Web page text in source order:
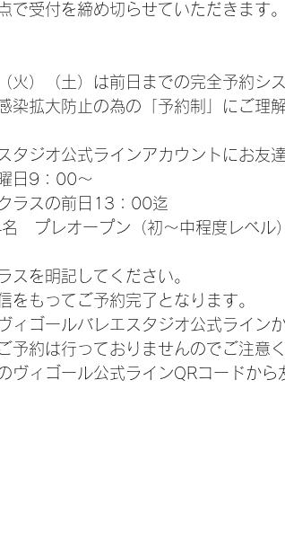
で受付を締め切らせていただきます
火）（土）は前日までの完全予約シ
染拡大防止の為の「予約制」にご理
タジオ公式ラインアカウントにお友
日9：00～
ラスの前日13：00迄
　プレオープン（初～中程度レベル
スを明記してください。
もってご予約完了となります。
ィゴールバレエスタジオ公式ライン
約は行っておりませんのでご注意く
ィゴール公式ラインQRコードから